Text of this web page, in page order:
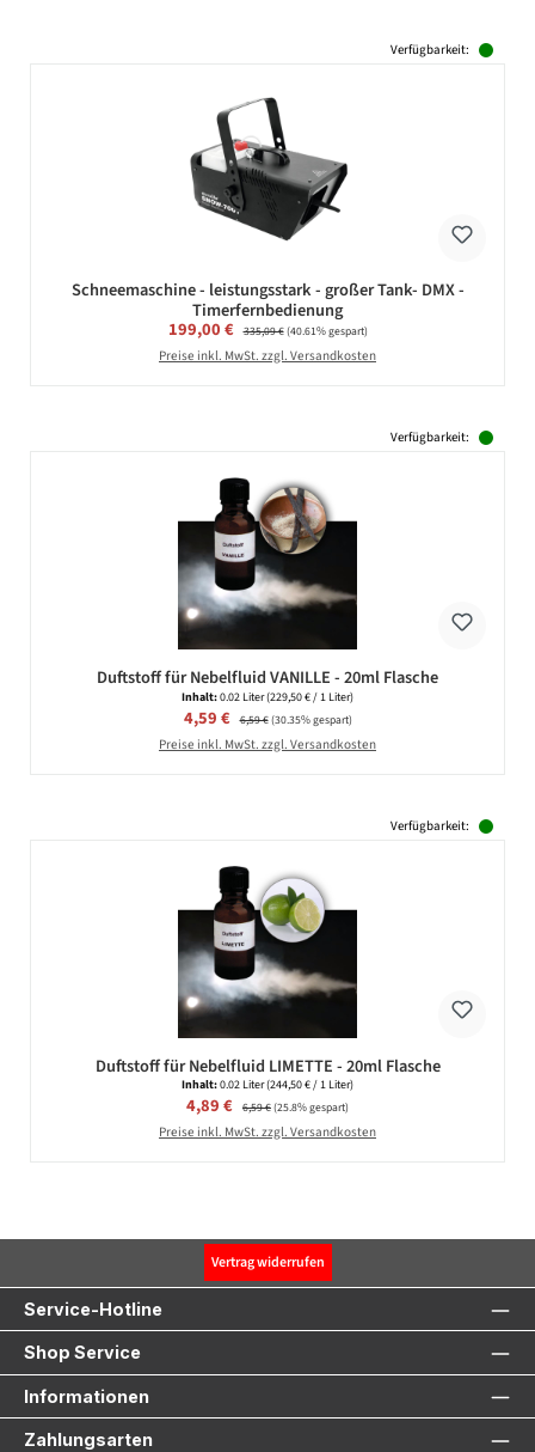
Verfügbarkeit:
Schneemaschine - leistungsstark - großer Tank- DMX -
Timerfernbedienung
Verkaufspreis:
199,00 € Regulärer Preis:
335,09 €(40.61% gespart)
Preise inkl. MwSt. zzgl. Versandkosten
Verfügbarkeit:
Duftstoff für Nebelfluid VANILLE - 20ml Flasche
Inhalt:0.02 Liter(229,50 € / 1 Liter)
Verkaufspreis:
4,59 € Regulärer Preis:
6,59 €(30.35% gespart)
Preise inkl. MwSt. zzgl. Versandkosten
Verfügbarkeit:
Duftstoff für Nebelfluid LIMETTE - 20ml Flasche
Inhalt:0.02 Liter(244,50 € / 1 Liter)
Verkaufspreis:
4,89 € Regulärer Preis:
6,59 €(25.8% gespart)
Preise inkl. MwSt. zzgl. Versandkosten
Vertrag widerrufen
Service-Hotline
Shop Service
Informationen
Zahlungsarten